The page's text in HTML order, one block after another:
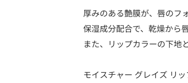
厚みのある艶膜が、唇のフ
保湿成分配合で、乾燥から
また、リップカラーの下地
モイスチャー グレイズ リ